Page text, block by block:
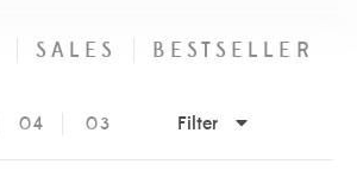
SALES BESTSELLER
04 03 Filter